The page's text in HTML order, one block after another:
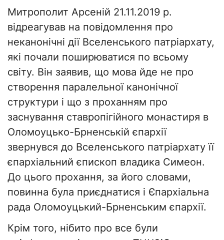
Митрополит Арсеній 21.11.2019 р.
відреагував на повідомлення про
неканонічні дії Вселенського патріархату,
які почали поширюватися по всьому
світу. Він заявив, що мова йде не про
створення паралельної канонічної
структури і що з проханням про
заснування ставропігійного монастиря в
Оломоуцько-Брненській єпархії
звернувся до Вселенського патріархату її
єпархіальний єпископ владика Симеон.
До цього прохання, за його словами,
повинна була приєднатися і Єпархіальна
рада Оломоуцький-Брненським єпархії.
Крім того, нібито про все були